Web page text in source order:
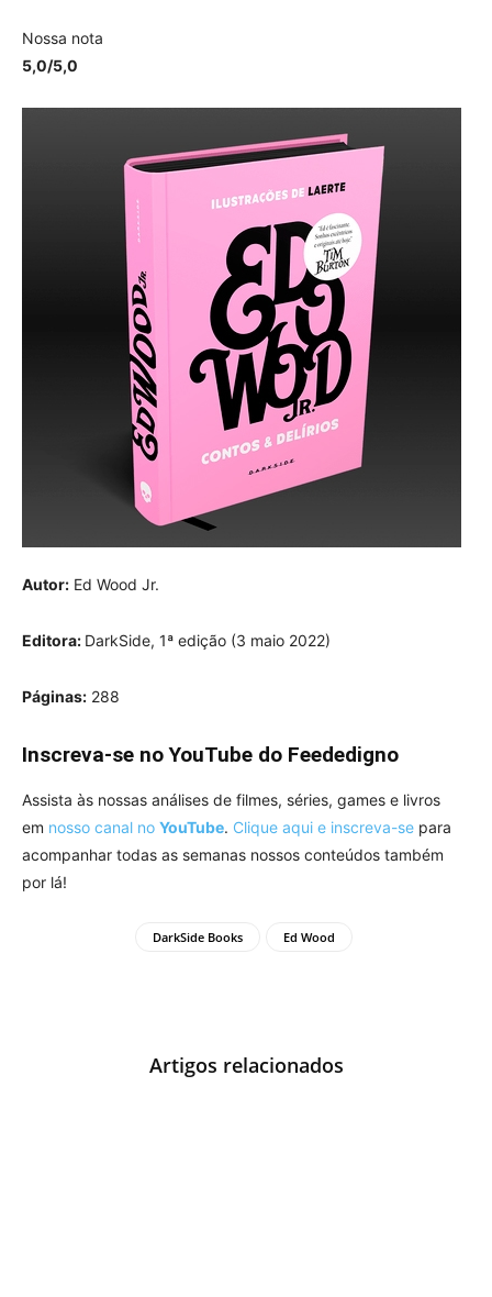
Nossa nota
5,0/5,0
Autor: Ed Wood Jr.
Editora: ‎DarkSide, 1ª edição (3 maio 2022)
Páginas: ‎288
Inscreva-se no YouTube do Feededigno
Assista às nossas análises de filmes, séries, games e livros
em nosso canal no YouTube. Clique aqui e inscreva-se para
acompanhar todas as semanas nossos conteúdos também
por lá!
DarkSide Books Ed Wood
Artigos relacionados